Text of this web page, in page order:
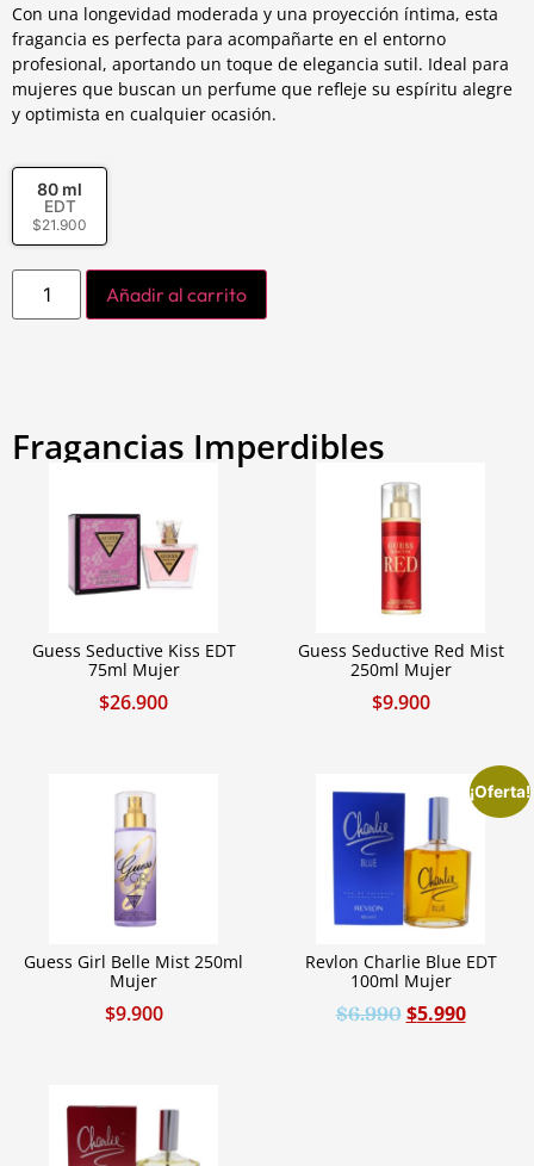
Con una longevidad moderada y una proyección íntima, esta
fragancia es perfecta para acompañarte en el entorno
profesional, aportando un toque de elegancia sutil. Ideal para
mujeres que buscan un perfume que refleje su espíritu alegre
y optimista en cualquier ocasión.
80 ml
EDT
$21.900
Añadir al carrito
Fragancias Imperdibles
Guess Seductive Kiss EDT
75ml Mujer
$26.900
Guess Seductive Red Mist
250ml Mujer
$9.900
Guess Girl Belle Mist 250ml
Mujer
$9.900
¡Oferta!
Revlon Charlie Blue EDT
100ml Mujer
$6.990 $5.990